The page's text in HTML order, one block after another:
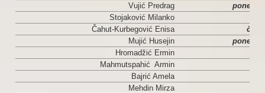
Vujić Predrag
Stojaković Milanko
Čahut-Kurbegović Enisa
Mujić Husejin
Hromadžić Ermin
Mahmutspahić Armin
Bajrić Amela
Mehdin Mirza